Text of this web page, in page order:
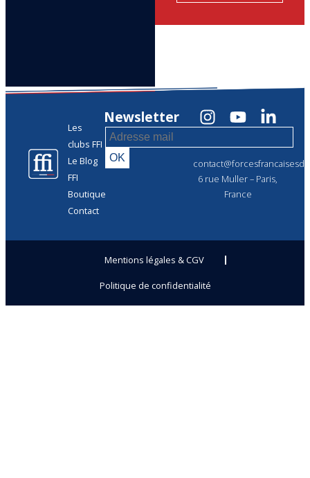
Les
clubs FFI
Le Blog
FFI
Boutique
Contact
6 rue Muller – Paris,
France
Newsletter
Mentions légales & CGV
Politique de confidentialité